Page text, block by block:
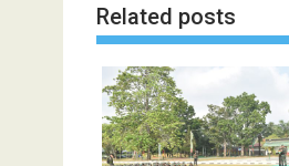
Related posts